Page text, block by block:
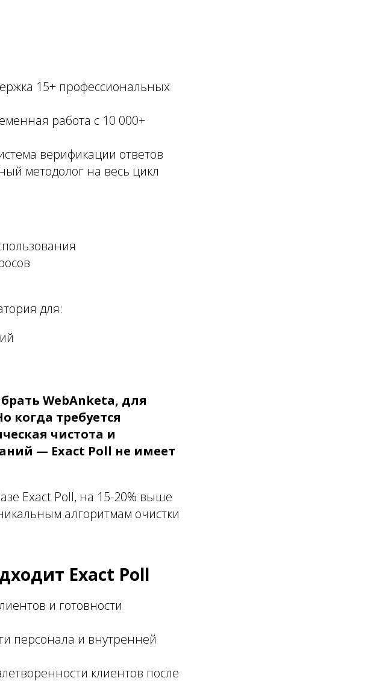
15+ профессиональных
работа с 10 000+
верификации ответов
методолог на весь цикл
для:
WebAnketa, для
когда требуется
чистота и
— Exact Poll не имеет
Exact Poll, на 15-20% выше
алгоритмам очистки
Exact Poll
и готовности
персонала и внутренней
клиентов после